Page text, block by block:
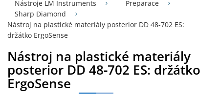
Nástroje LM Instruments
Preparace
Sharp Diamond
Nástroj na plastické materiály posterior DD 48-702 ES:
držátko ErgoSense
Nástroj na plastické materiály
posterior DD 48-702 ES: držátko
ErgoSense